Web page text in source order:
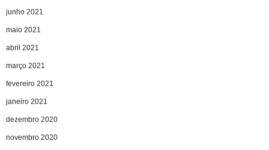
junho 2021
maio 2021
abril 2021
março 2021
fevereiro 2021
janeiro 2021
dezembro 2020
novembro 2020